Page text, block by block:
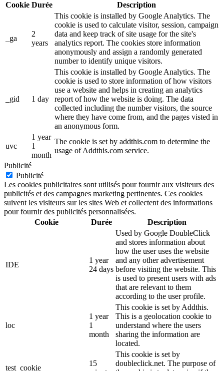
Cookie Durée Description
_ga
2
years
This cookie is installed by Google Analytics. The
cookie is used to calculate visitor, session, campaign
data and keep track of site usage for the site's
analytics report. The cookies store information
anonymously and assign a randomly generated
number to identify unique visitors.
_gid 1 day
This cookie is installed by Google Analytics. The
cookie is used to store information of how visitors
use a website and helps in creating an analytics
report of how the website is doing. The data
collected including the number visitors, the source
where they have come from, and the pages visted in
an anonymous form.
uvc
1 year
1
month
The cookie is set by addthis.com to determine the
usage of Addthis.com service.
Publicité
Publicité
Les cookies publicitaires sont utilisés pour fournir aux visiteurs des
publicités et des campagnes marketing pertinentes. Ces cookies
suivent les visiteurs sur les sites Web et collectent des informations
pour fournir des publicités personnalisées.
Cookie
Durée Description
IDE
1 year
24 days
Used by Google DoubleClick
and stores information about
how the user uses the website
and any other advertisement
before visiting the website. This
is used to present users with ads
that are relevant to them
according to the user profile.
loc
1 year
1
month
This cookie is set by Addthis.
This is a geolocation cookie to
understand where the users
sharing the information are
located.
test_cookie
15
This cookie is set by
doubleclick.net. The purpose of